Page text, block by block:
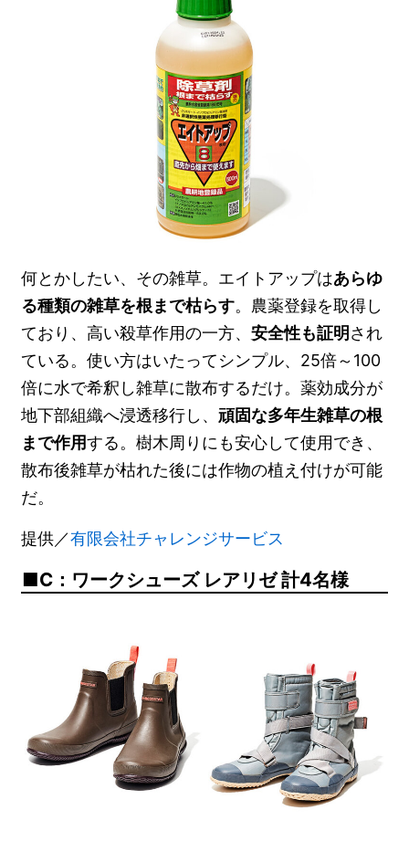
何とかしたい、その雑草。エイトアップはあらゆ
る種類の雑草を根まで枯らす。農薬登録を取得し
ており、高い殺草作用の一方、安全性も証明 され
ている。使い方はいたってシンプル、25倍～100
倍に水で希釈し雑草に散布するだけ。薬効成分が
地下部組織へ浸透移行し、頑固な多年生雑草の根
まで作用する。樹木周りにも安心して使用でき、
散布後雑草が枯れた後には作物の植え付けが可能
だ。
提供／有限会社チャレンジサービス
C：ワークシューズ レアリゼ 計4名様